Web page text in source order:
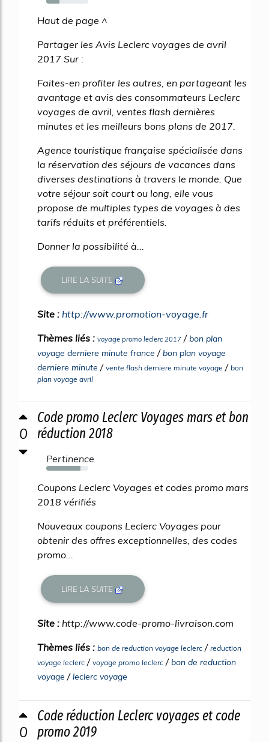
31%
Haut de page ^
Partager les Avis Leclerc voyages de avril
2017 Sur :
Faites-en profiter les autres, en partageant les
avantage et avis des consommateurs Leclerc
voyages de avril, ventes flash dernières
minutes et les meilleurs bons plans de 2017.
Agence touristique française spécialisée dans
la réservation des séjours de vacances dans
diverses destinations à travers le monde. Que
votre séjour soit court ou long, elle vous
propose de multiples types de voyages à des
tarifs réduits et préférentiels.
Donner la possibilité à...
LIRE LA SUITE
Site : http://www.promotion-voyage.fr
Thèmes liés : voyage promo leclerc 2017 /bon plan
voyage derniere minute france /bon plan voyage
derniere minute / vente flash derniere minute voyage / bon
plan voyage avril
0
Code promo Leclerc Voyages mars et bon
réduction 2018
Pertinence
82%
Coupons Leclerc Voyages et codes promo mars
2018 vérifiés
Nouveaux coupons Leclerc Voyages pour
obtenir des offres exceptionnelles, des codes
promo...
LIRE LA SUITE
Site : http://www.code-promo-livraison.com
Thèmes liés : bon de reduction voyage leclerc / reduction
voyage leclerc / voyage promo leclerc /bon de reduction
voyage /leclerc voyage
0
Code réduction Leclerc voyages et code
promo 2019